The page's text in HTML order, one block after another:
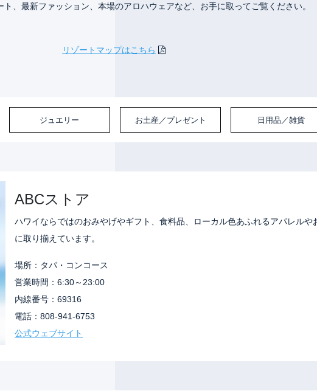
ト、最新ファッション、本場のアロハウェアなど、お手に取ってご覧ください。
リゾートマップはこちら
ジュエリー お土産／プレゼント 日用品／雑貨
ABCストア
ハワイならではのおみやげやギフト、食料品、ローカル色あふれるアパレルや
に取り揃えています。
場所：タパ・コンコース
営業時間：6:30～23:00
内線番号：69316
電話：808-941-6753
公式ウェブサイト